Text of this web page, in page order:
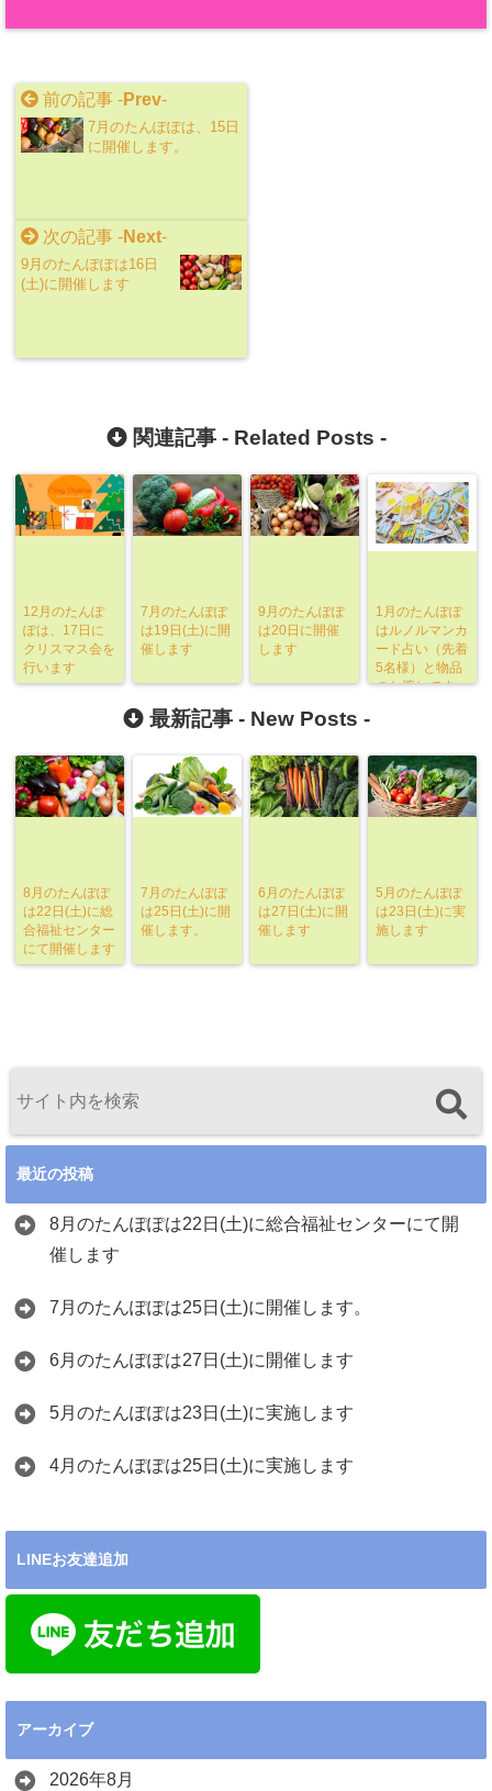
前の記事 -Prev-
7月のたんぽぽは、15日
に開催します。
次の記事 -Next-
9月のたんぽぽは16日
(土)に開催します
関連記事 - Related Posts -
12月のたんぽ
ぽは、17日に
クリスマス会を
行います
7月のたんぽぽ
は19日(土)に開
催します
9月のたんぽぽ
は20日に開催
します
1月のたんぽぽ
はルノルマンカ
ード占い（先着
5名様）と物品
のお渡しです。
最新記事 - New Posts -
8月のたんぽぽ
は22日(土)に総
合福祉センター
にて開催します
7月のたんぽぽ
は25日(土)に開
催します。
6月のたんぽぽ
は27日(土)に開
催します
5月のたんぽぽ
は23日(土)に実
施します
最近の投稿
8月のたんぽぽは22日(土)に総合福祉センターにて開
催します
7月のたんぽぽは25日(土)に開催します。
6月のたんぽぽは27日(土)に開催します
5月のたんぽぽは23日(土)に実施します
4月のたんぽぽは25日(土)に実施します
LINEお友達追加
アーカイブ
2026年8月